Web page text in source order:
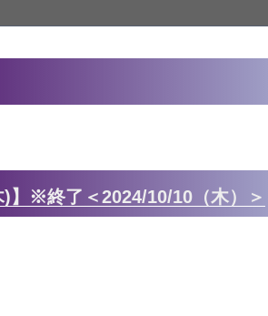
※終了＜2024/10/10（木）＞